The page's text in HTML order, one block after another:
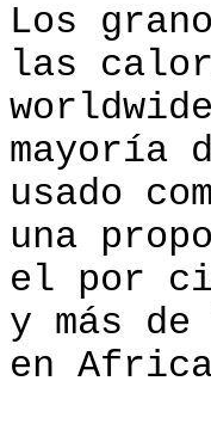
Los
las
mayoría
usado
una
el por
y más
en